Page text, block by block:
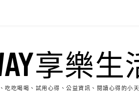
享樂生
吃吃喝喝、試用心得、公益資訊、閱讀心得的小